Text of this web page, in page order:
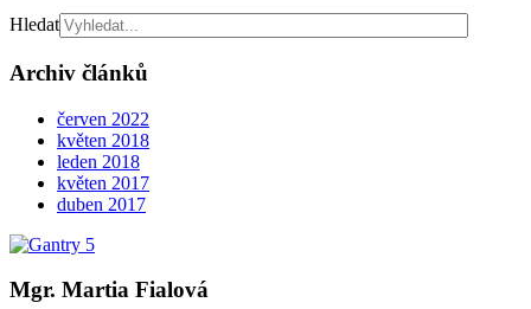
Hledat
Archiv článků
červen 2022
květen 2018
leden 2018
květen 2017
duben 2017
Mgr. Martia Fialová